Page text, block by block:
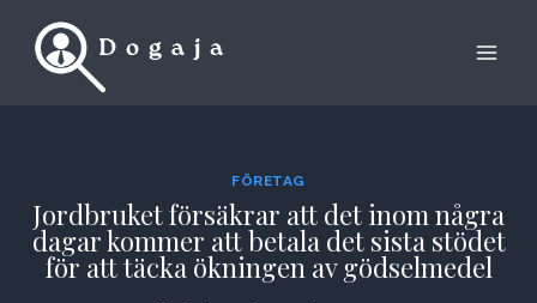
FÖRETAG
Jordbruket försäkrar att det inom några
dagar kommer att betala det sista stödet
för att täcka ökningen av gödselmedel